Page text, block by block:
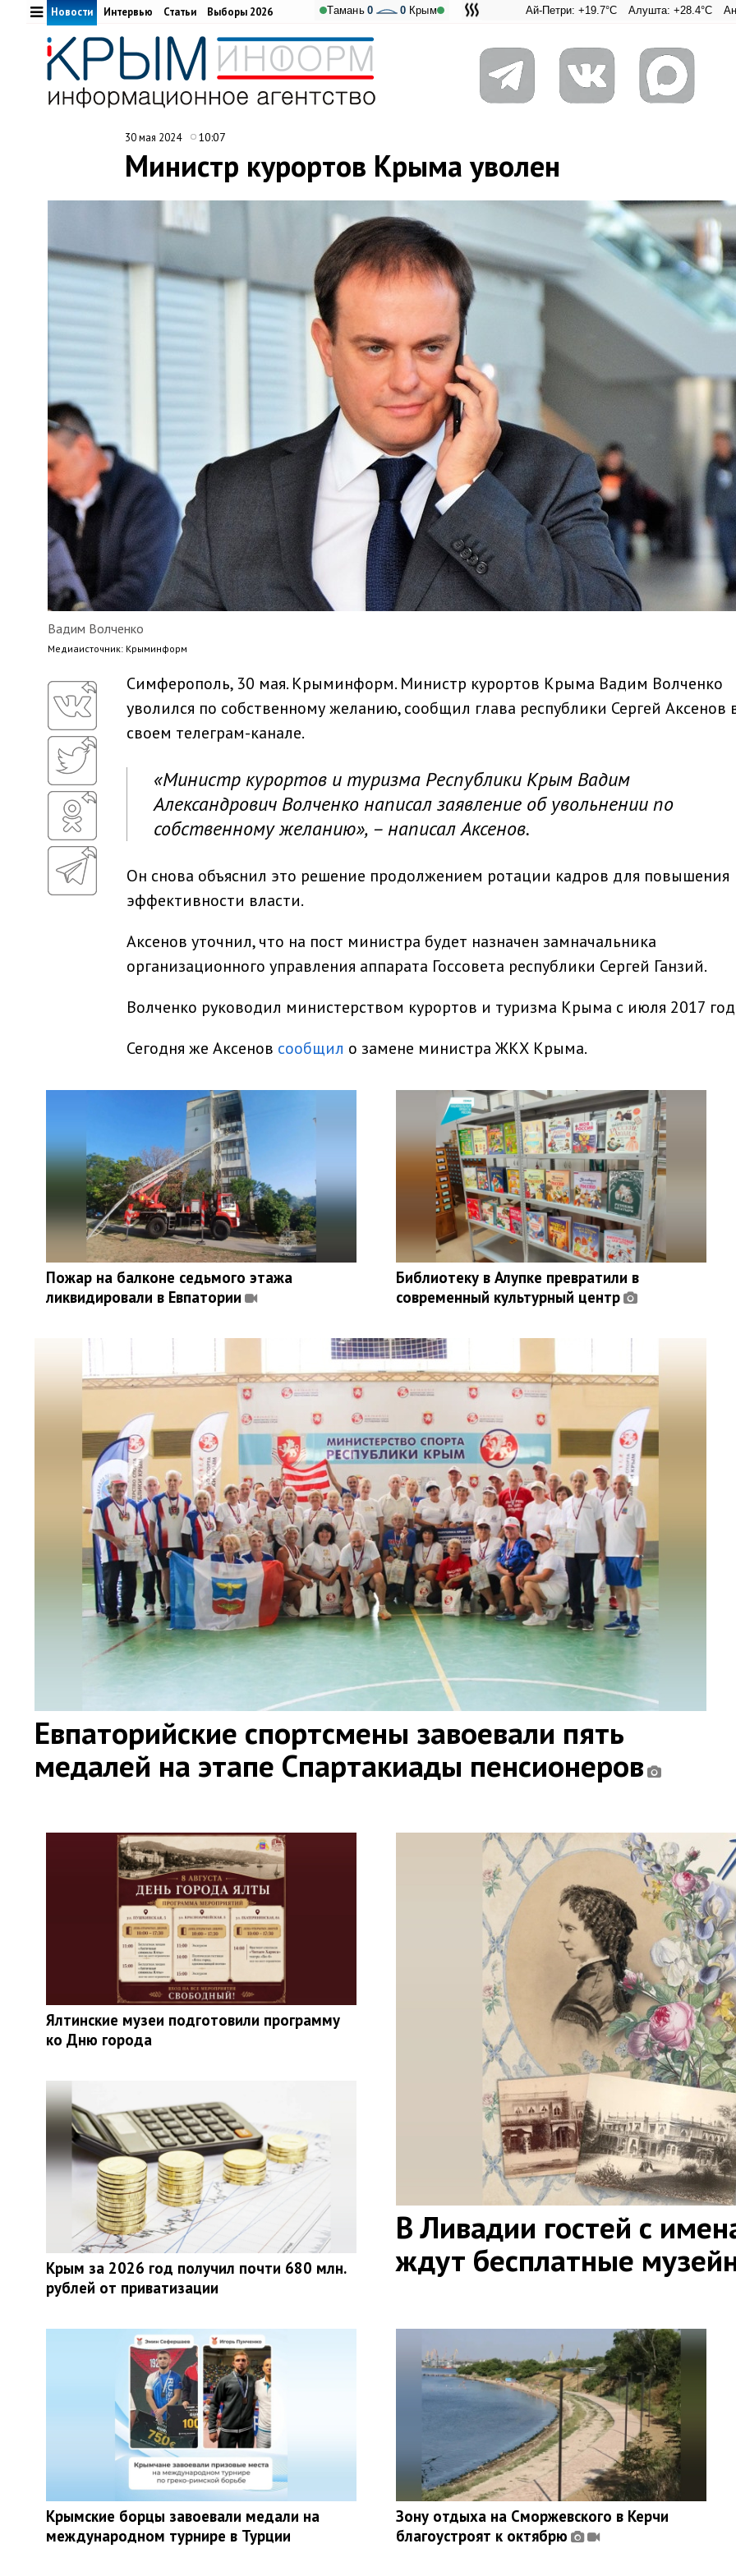
Ай-Петри: +19.7°C Алушта: +28.4°C Ангарский
Тамань 0 0 Крым
Новости Интервью Статьи Выборы 2026
30 мая 2024 10:07
Министр курортов Крыма уволен
Вадим Волченко
Медиaисточник: Крыминформ
Симферополь, 30 мая. Крыминформ. Министр курортов Крыма Вадим Волченко
уволился по собственному желанию, сообщил глава республики Сергей Аксенов
своем телеграм-канале.
«Министр курортов и туризма Республики Крым Вадим
Александрович Волченко написал заявление об увольнении по
собственному желанию», – написал Аксенов.
Он снова объяснил это решение продолжением ротации кадров для повышения
эффективности власти.
Аксенов уточнил, что на пост министра будет назначен замначальника
организационного управления аппарата Госсовета республики Сергей Ганзий.
Волченко руководил министерством курортов и туризма Крыма с июля 2017
Сегодня же Аксенов сообщил о замене министра ЖКХ Крыма.
Пожар на балконе седьмого этажа
ликвидировали в Евпатории
Библиотеку в Алупке превратили в
современный культурный центр
Евпаторийские спортсмены завоевали пять
медалей на этапе Спартакиады пенсионеров
В Ливадии гостей с
ждут бесплатные
Ялтинские музеи подготовили программу
ко Дню города
Крым за 2026 год получил почти 680 млн.
рублей от приватизации
Крымские борцы завоевали медали на
международном турнире в Турции
Зону отдыха на Сморжевского в Керчи
благоустроят к октябрю